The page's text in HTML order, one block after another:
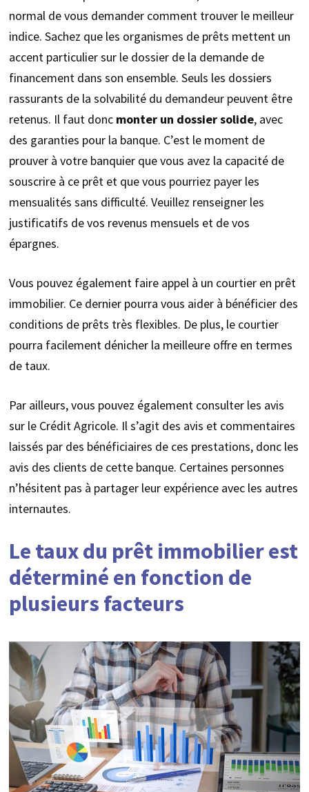
normal de vous demander comment trouver le meilleur
indice. Sachez que les organismes de prêts mettent un
accent particulier sur le dossier de la demande de
financement dans son ensemble. Seuls les dossiers
rassurants de la solvabilité du demandeur peuvent être
retenus. Il faut donc monter un dossier solide, avec
des garanties pour la banque. C’est le moment de
prouver à votre banquier que vous avez la capacité de
souscrire à ce prêt et que vous pourriez payer les
mensualités sans difficulté. Veuillez renseigner les
justificatifs de vos revenus mensuels et de vos
épargnes.
Vous pouvez également faire appel à un courtier en prêt
immobilier. Ce dernier pourra vous aider à bénéficier des
conditions de prêts très flexibles. De plus, le courtier
pourra facilement dénicher la meilleure offre en termes
de taux.
Par ailleurs, vous pouvez également consulter les avis
sur le Crédit Agricole. Il s’agit des avis et commentaires
laissés par des bénéficiaires de ces prestations, donc les
avis des clients de cette banque. Certaines personnes
n’hésitent pas à partager leur expérience avec les autres
internautes.
Le taux du prêt immobilier est
déterminé en fonction de
plusieurs facteurs